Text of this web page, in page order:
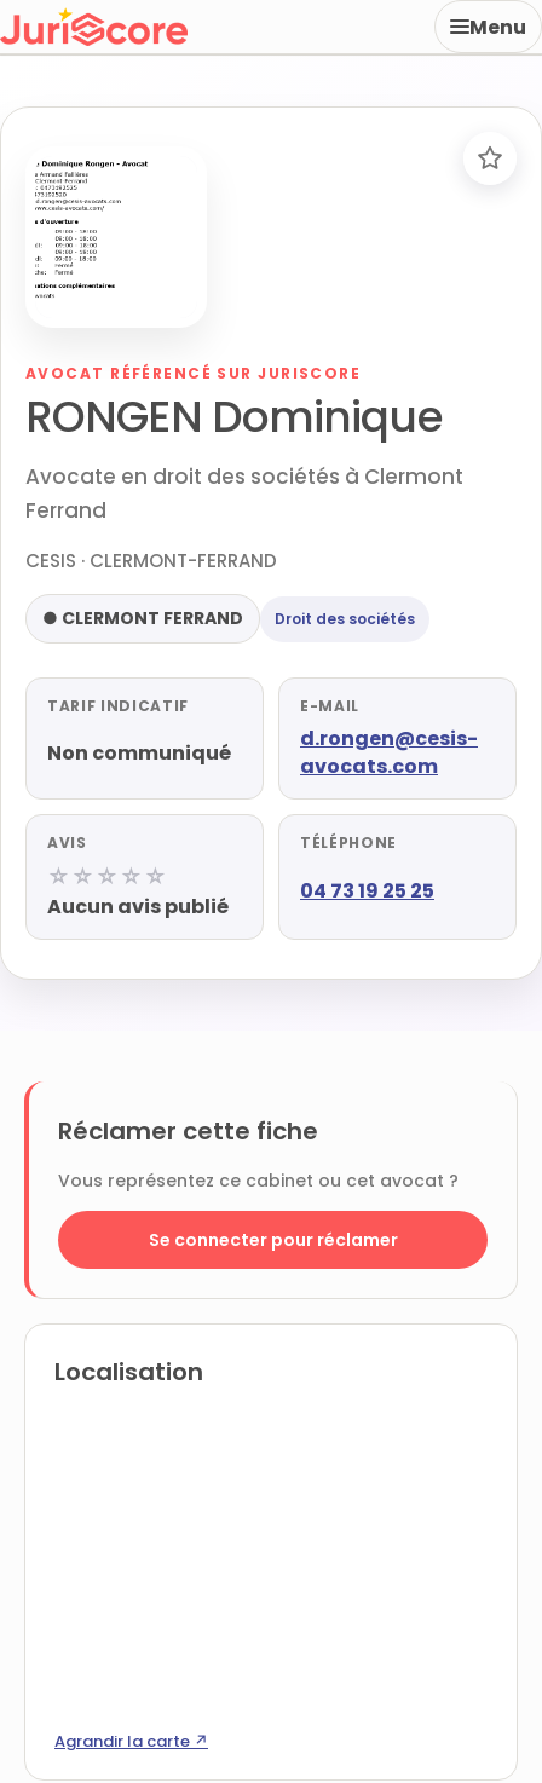
Menu
AVOCAT RÉFÉRENCÉ SUR JURISCORE
RONGEN Dominique
Avocate en droit des sociétés à Clermont
Ferrand
CESIS · CLERMONT-FERRAND
● CLERMONT FERRAND Droit des sociétés
TARIF INDICATIF
Non communiqué
E-MAIL
d.rongen@cesis-
avocats.com
AVIS
☆☆☆☆☆
Aucun avis publié
TÉLÉPHONE
04 73 19 25 25
Réclamer cette fiche
Vous représentez ce cabinet ou cet avocat ?
Se connecter pour réclamer
Localisation
Agrandir la carte ↗